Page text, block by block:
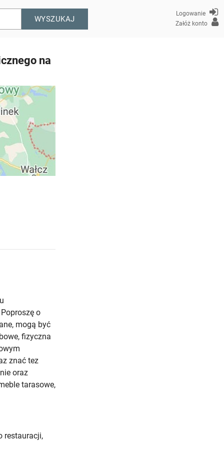
WYSZUKAJ
Logowanie
Załóż konto
na
o
mogą być
fizyczna
znać tez
oraz
tarasowe,
restauracji,